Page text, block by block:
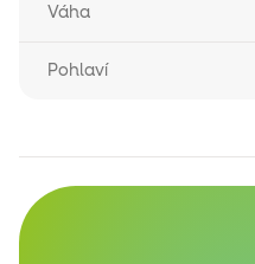
Váha
Pohlaví